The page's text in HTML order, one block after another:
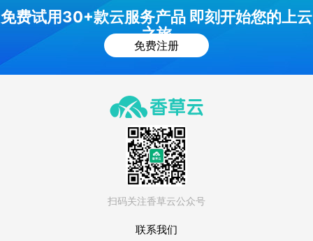
免费试用30+款云服务产品 即刻开始您的上云
之旅
免费注册
扫码关注香草云公众号
联系我们